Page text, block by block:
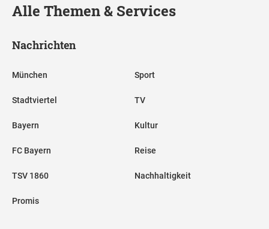
Alle Themen & Services
Nachrichten
München
Stadtviertel
Bayern
FC Bayern
TSV 1860
Promis
Sport
TV
Kultur
Reise
Nachhaltigkeit